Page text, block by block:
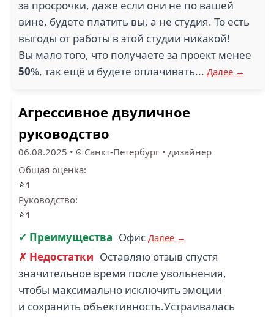
за просрочки, даже если они не по вашей
вине, будете платить вы, а не студия. То есть
выгоды от работы в этой студии никакой!
Вы мало того, что получаете за проект менее
50%, так ещё и будете оплачивать... Далее →
Агрессивное двуличное
руководство
06.08.2025 • Санкт-Петербург • дизайнер
Общая оценка:
⭐1
Руководство:
⭐1
✓ Преимущества Офис Далее →
✗ Недостатки Оставляю отзыв спустя
значительное время после увольнения,
чтобы максимально исключить эмоции
и сохранить объективность.Устраивалась